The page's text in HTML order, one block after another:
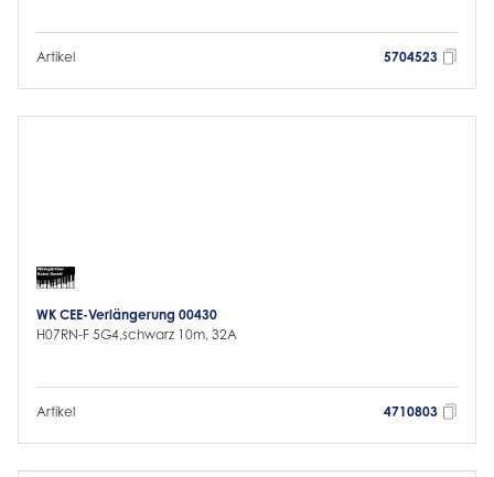
Artikel 5704523
WK CEE-Verlängerung 00430
H07RN-F 5G4,schwarz 10m, 32A
Artikel 4710803